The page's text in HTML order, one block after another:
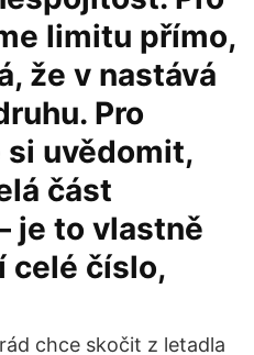
limitu přímo,
že v nastává
Pro
uvědomit,
část
je to vlastně
celé číslo,
chce skočit z letadla